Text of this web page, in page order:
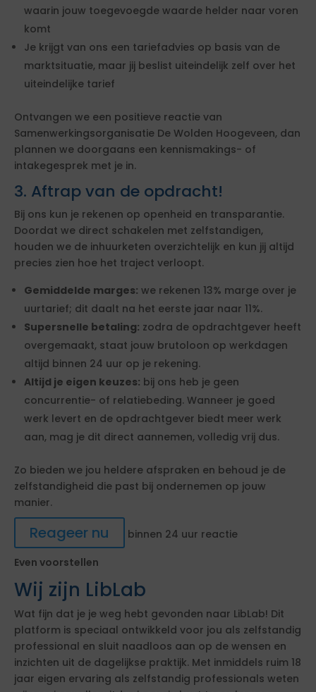
waarin jouw toegevoegde waarde helder naar voren
komt
Je krijgt van ons een tariefadvies op basis van de
marktsituatie, maar jij beslist uiteindelijk zelf over het
uiteindelijke tarief
Ontvangen we een positieve reactie van
Samenwerkingsorganisatie De Wolden Hoogeveen, dan
plannen we doorgaans een kennismakings- of
intakegesprek met je in.
3. Aftrap van de opdracht!
Bij ons kun je rekenen op openheid en transparantie.
Doordat we direct schakelen met zelfstandigen,
houden we de inhuurketen overzichtelijk en kun jij altijd
precies zien hoe het traject verloopt.
Gemiddelde marges: we rekenen 13% marge over je
uurtarief; dit daalt na het eerste jaar naar 11%.
Supersnelle betaling: zodra de opdrachtgever heeft
overgemaakt, staat jouw brutoloon op werkdagen
altijd binnen 24 uur op je rekening.
Altijd je eigen keuzes: bij ons heb je geen
concurrentie- of relatiebeding. Wanneer je goed
werk levert en de opdrachtgever biedt meer werk
aan, mag je dit direct aannemen, volledig vrij dus.
Zo bieden we jou heldere afspraken en behoud je de
zelfstandigheid die past bij ondernemen op jouw
manier.
Reageer nu
binnen 24 uur reactie
Even voorstellen
Wij zijn LibLab
Wat fijn dat je je weg hebt gevonden naar LibLab! Dit
platform is speciaal ontwikkeld voor jou als zelfstandig
professional en sluit naadloos aan op de wensen en
inzichten uit de dagelijkse praktijk. Met inmiddels ruim 18
jaar eigen ervaring als zelfstandig professionals weten